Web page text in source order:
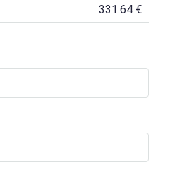
331.64 €